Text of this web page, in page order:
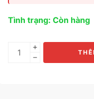
Tình trạng: Còn hàng